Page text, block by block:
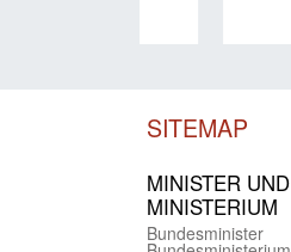
SITEMAP
MINISTER UND
MINIST­ERIUM
Bundes­minister